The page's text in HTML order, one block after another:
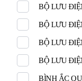
BỘ LƯU
BỘ LƯU
BỘ LƯU
BỘ LƯU
BÌNH ẮC